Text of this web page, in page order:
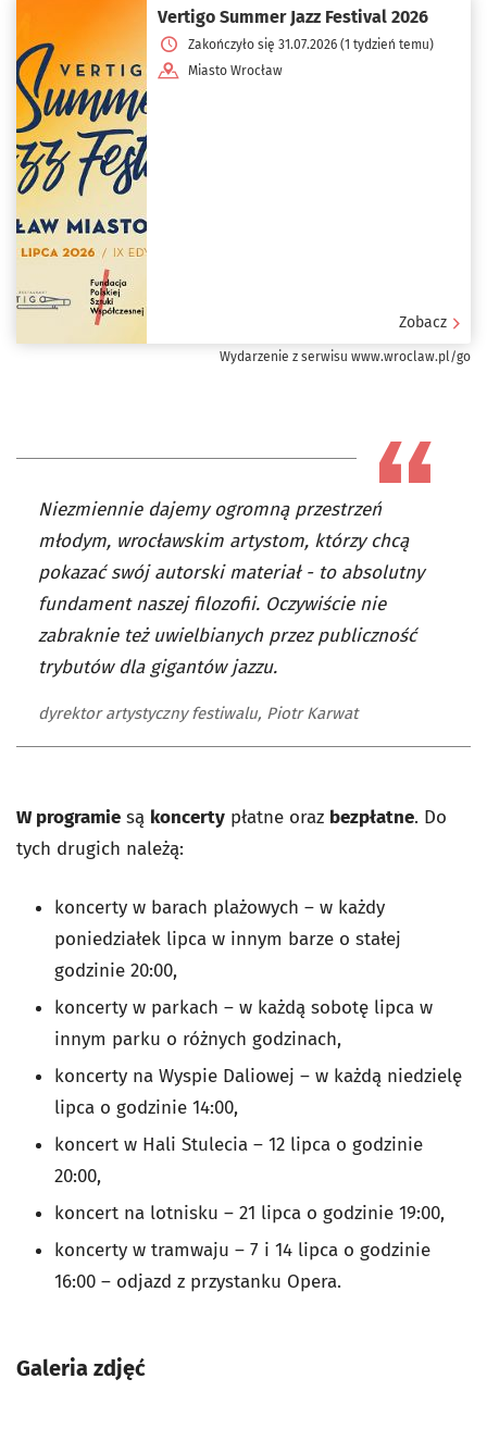
Vertigo Summer Jazz Festival 2026
Zakończyło się 31.07.2026 (1 tydzień temu)
Miasto Wrocław
Zobacz
Wydarzenie z serwisu www.wroclaw.pl/go
Niezmiennie dajemy ogromną przestrzeń
młodym, wrocławskim artystom, którzy chcą
pokazać swój autorski materiał - to absolutny
fundament naszej filozofii. Oczywiście nie
zabraknie też uwielbianych przez publiczność
trybutów dla gigantów jazzu.
dyrektor artystyczny festiwalu, Piotr Karwat
W programie są koncerty płatne oraz bezpłatne. Do
tych drugich należą:
koncerty w barach plażowych – w każdy
poniedziałek lipca w innym barze o stałej
godzinie 20:00,
koncerty w parkach – w każdą sobotę lipca w
innym parku o różnych godzinach,
koncerty na Wyspie Daliowej – w każdą niedzielę
lipca o godzinie 14:00,
koncert w Hali Stulecia – 12 lipca o godzinie
20:00,
koncert na lotnisku – 21 lipca o godzinie 19:00,
koncerty w tramwaju – 7 i 14 lipca o godzinie
16:00 – odjazd z przystanku Opera.
Galeria zdjęć